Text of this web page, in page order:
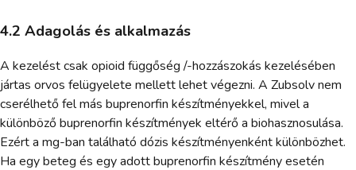
4.2 Adagolás és alkalmazás
A kezelést csak opioid függőség /-hozzászokás kezelésében
jártas orvos felügyelete mellett lehet végezni. A Zubsolv nem
cserélhető fel más buprenorfin készítményekkel, mivel a
különböző buprenorfin készítmények eltérő a biohasznosulása.
Ezért a mg-ban található dózis készítményenként különbözhet.
Ha egy beteg és egy adott buprenorfin készítmény esetén